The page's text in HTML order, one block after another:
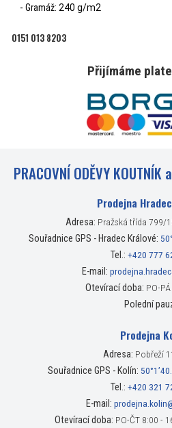
- Gramáž: 240 g/m2
0151 013 8203
Přijímáme
PRACOVNÍ ODĚVY
Prodejna
Adresa: Pražská třída 799/
Souřadnice GPS - Hradec Králové:
Tel.: +420 777
E-mail:
Otevírací doba: PO-
Polední
Prodejna
Adresa: Pobřeží
Souřadnice GPS - Kolín:
Tel.: +420 321
E-mail:
Otevírací doba: PO-ČT 8:00 -